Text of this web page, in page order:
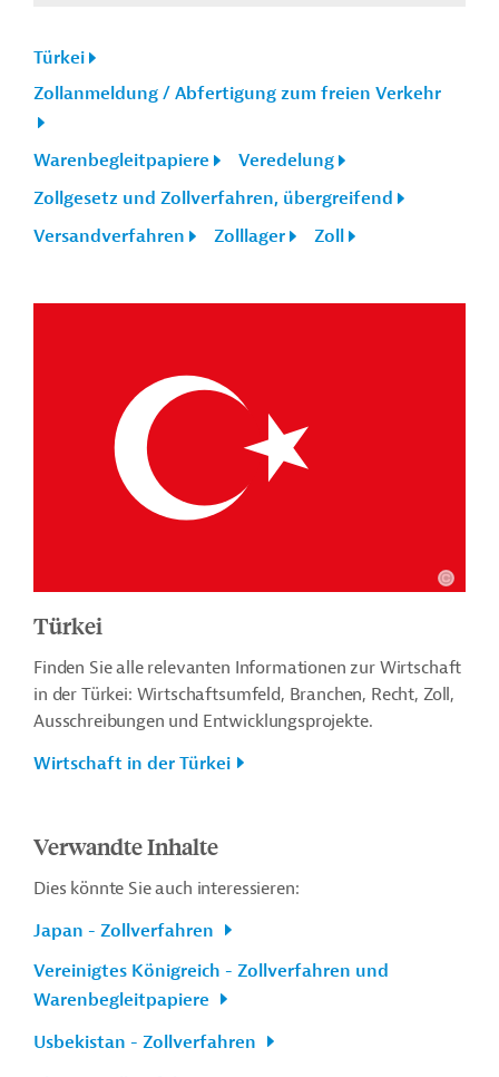
Türkei
Zollanmeldung / Abfertigung zum freien Verkehr
Warenbegleitpapiere
Veredelung
Zollgesetz und Zollverfahren, übergreifend
Versandverfahren
Zolllager Zoll
Türkei
Finden Sie alle relevanten Informationen zur Wirtschaft
in der Türkei: Wirtschaftsumfeld, Branchen, Recht, Zoll,
Ausschreibungen und Entwicklungsprojekte.
Wirtschaft in der Türkei
Verwandte Inhalte
Dies könnte Sie auch interessieren:
Japan - Zollverfahren
Vereinigtes Königreich - Zollverfahren und
Warenbegleitpapiere
Usbekistan - Zollverfahren